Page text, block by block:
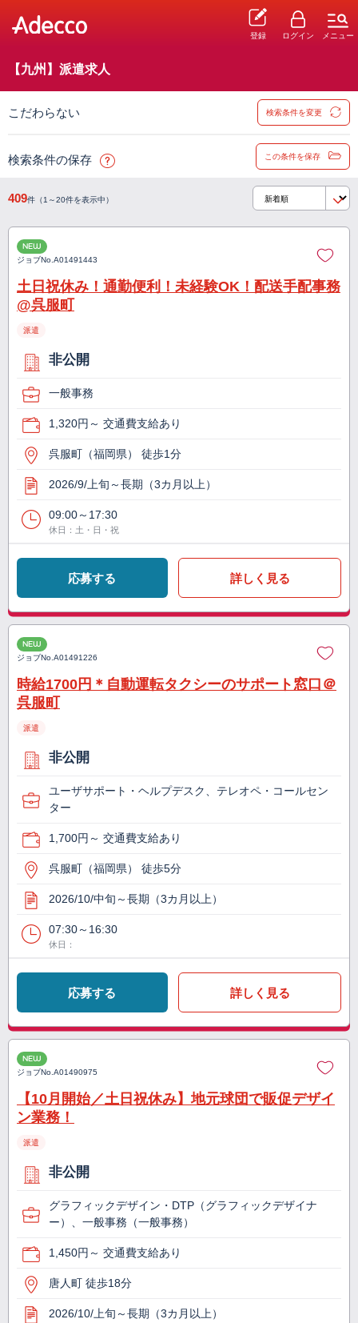
登録 ログイン メニュー
【九州】派遣求人
こだわらない 検索条件を変更
検索条件の保存 この条件を保存
409件（1～20件を表示中）
NEW
ジョブNo.A01491443
土日祝休み！通勤便利！未経験OK！配送手配事務
@呉服町
派遣
非公開
一般事務
1,320円～ 交通費支給あり
呉服町（福岡県） 徒歩1分
2026/9/上旬～長期（3カ月以上）
09:00～17:30
休日：土・日・祝
応募する 詳しく見る
NEW
ジョブNo.A01491226
時給1700円＊自動運転タクシーのサポート窓口＠
呉服町
派遣
非公開
ユーザサポート・ヘルプデスク、テレオペ・コールセン
ター
1,700円～ 交通費支給あり
呉服町（福岡県） 徒歩5分
2026/10/中旬～長期（3カ月以上）
07:30～16:30
休日：
応募する 詳しく見る
NEW
ジョブNo.A01490975
【10月開始／土日祝休み】地元球団で販促デザイ
ン業務！
派遣
非公開
グラフィックデザイン・DTP（グラフィックデザイナ
ー）、一般事務（一般事務）
1,450円～ 交通費支給あり
唐人町 徒歩18分
2026/10/上旬～長期（3カ月以上）